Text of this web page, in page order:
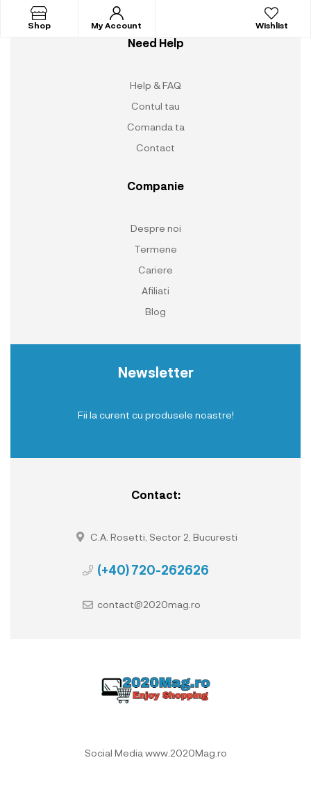
Shop My Account Wishlist
Need Help
Help & FAQ
Contul tau
Comanda ta
Contact
Companie
Despre noi
Termene
Cariere
Afiliati
Blog
Newsletter
Fii la curent cu produsele noastre!
Contact:
C.A. Rosetti, Sector 2, Bucuresti
(+40) 720-262626
contact@2020mag.ro
Social Media www.2020Mag.ro